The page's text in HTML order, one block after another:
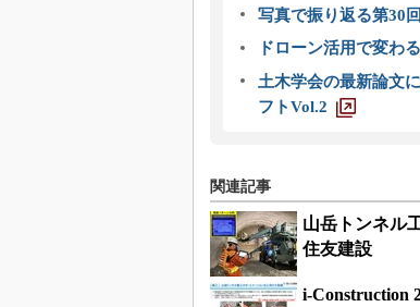
写真で振り返る第30
ドローン活用で変わ
土木学会の最新論文
フトVol.2
関連記事
山岳トンネル
住友建設
i-Construction